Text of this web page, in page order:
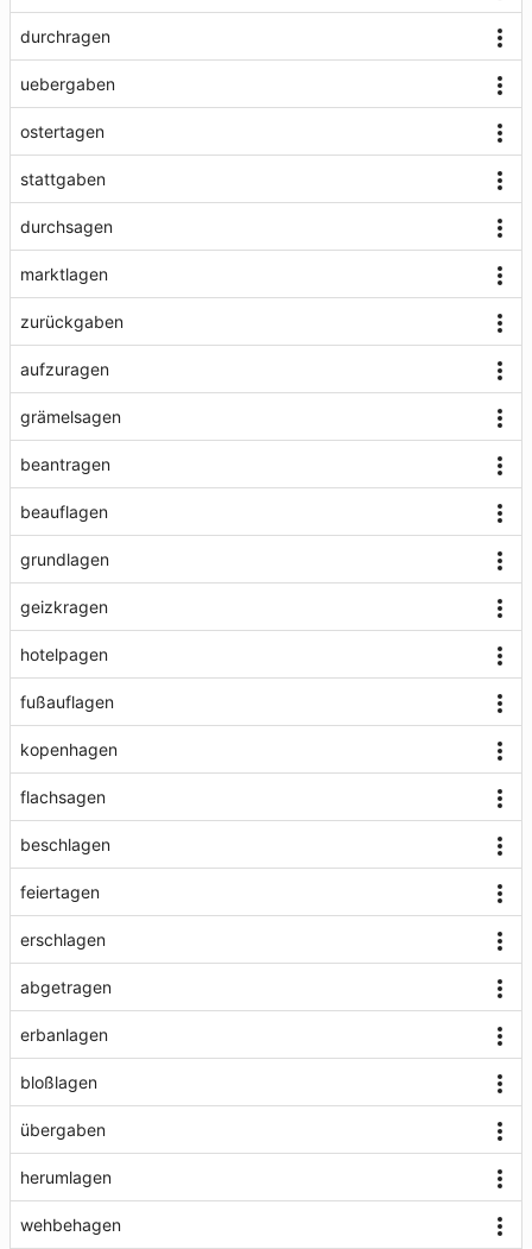
durchragen
uebergaben
ostertagen
stattgaben
durchsagen
marktlagen
zurückgaben
aufzuragen
grämelsagen
beantragen
beauflagen
grundlagen
geizkragen
hotelpagen
fußauflagen
kopenhagen
flachsagen
beschlagen
feiertagen
erschlagen
abgetragen
erbanlagen
bloßlagen
übergaben
herumlagen
wehbehagen